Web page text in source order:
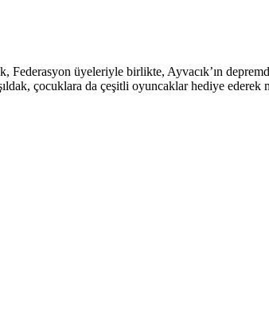
Federasyon üyeleriyle birlikte, Ayvacık’ın
çocuklara da çeşitli oyuncaklar hediye ederek